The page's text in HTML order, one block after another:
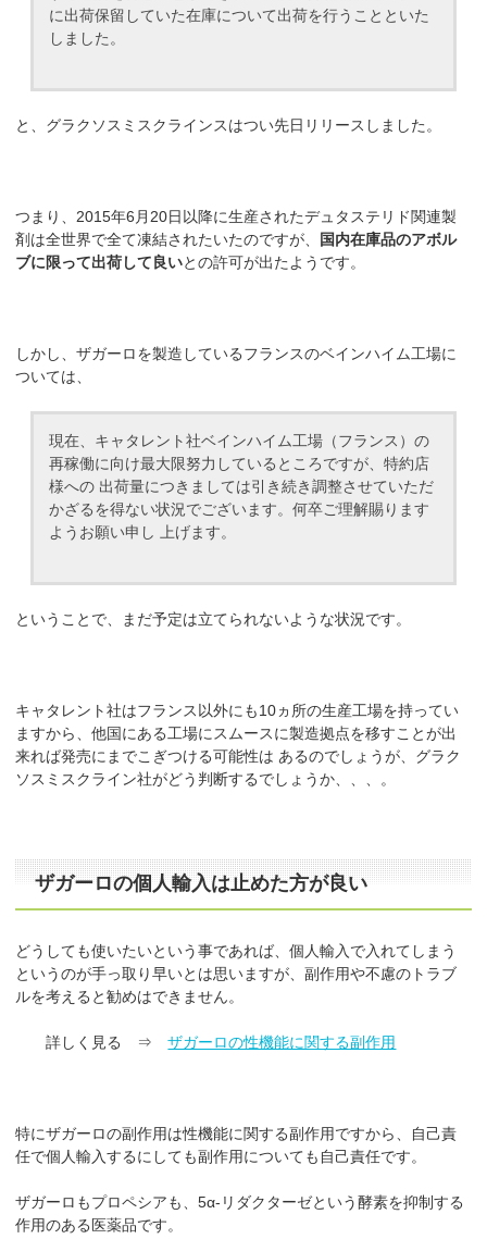
に出荷保留していた在庫について出荷を行うことといた
しました。
と、グラクソスミスクラインスはつい先日リリースしました。
つまり、2015年6月20日以降に生産されたデュタステリド関連製
剤は全世界で全て凍結されたいたのですが、 国内在庫品のアボル
ブに限って出荷して良いとの許可が出たようです。
しかし、ザガーロを製造しているフランスのベインハイム工場に
ついては、
現在、キャタレント社ベインハイム工場（フランス）の
再稼働に向け最大限努力しているところですが、特約店
様への 出荷量につきましては引き続き調整させていただ
かざるを得ない状況でございます。何卒ご理解賜ります
ようお願い申し 上げます。
ということで、まだ予定は立てられないような状況です。
キャタレント社はフランス以外にも10ヵ所の生産工場を持ってい
ますから、他国にある工場にスムースに製造拠点を移すことが出
来れば発売にまでこぎつける可能性は あるのでしょうが、グラク
ソスミスクライン社がどう判断するでしょうか、、、。
ザガーロの個人輸入は止めた方が良い
どうしても使いたいという事であれば、個人輸入で入れてしまう
というのが手っ取り早いとは思いますが、副作用や不慮のトラブ
ルを考えると勧めはできません。
詳しく見る ⇒ザガーロの性機能に関する副作用
特にザガーロの副作用は性機能に関する副作用ですから、自己責
任で個人輸入するにしても副作用についても自己責任です。
ザガーロもプロペシアも、5α-リダクターゼという酵素を抑制する
作用のある医薬品です。